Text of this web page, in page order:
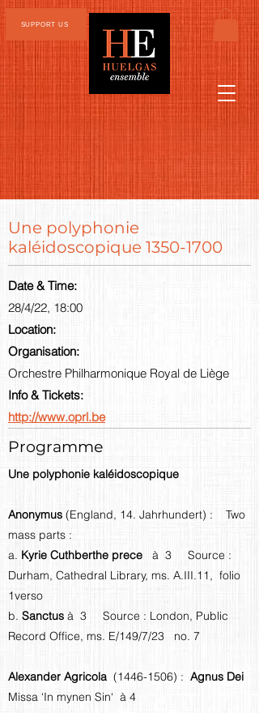
SUPPORT US
Une polyphonie
kaléidoscopique 1350-1700
Date & Time:
28/4/22, 18:00
Location:
Organisation:
Orchestre Philharmonique Royal de Liège
Info & Tickets:
http://www.oprl.be
Programme
Une polyphonie kaléidoscopique
Anonymus (England, 14. Jahrhundert) : Two
mass parts :
a. Kyrie Cuthberthe prece à 3 Source :
Durham, Cathedral Library, ms. A.III.11, folio
1verso
b. Sanctus à 3 Source : London, Public
Record Office, ms. E/149/7/23 no. 7
Alexander Agricola (1446-1506) : Agnus Dei
Missa ‘In mynen Sin‘ à 4